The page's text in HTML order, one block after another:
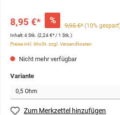
8,95 €* %
9,95 €* (10%
Inhalt:4 Stk. (2,24 €* / 1 Stk.)
Preise inkl. MwSt. zzgl. Versandkosten
Nicht mehr verfügbar
Variante
Zum Merkzettel hinzufügen